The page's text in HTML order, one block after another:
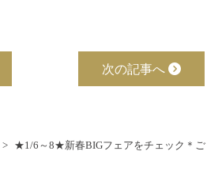
次の記事へ
★1/6～8★新春BIGフェアをチェック＊ご